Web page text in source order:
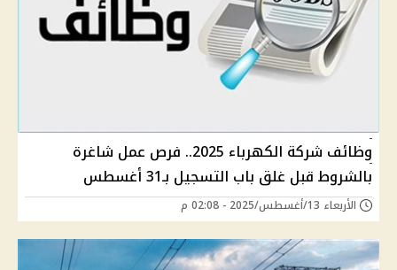
وظائف شركة الكهرباء 2025.. فرص عمل شاغرة
بالشروط قبل غلق باب التسجيل بـ31 أغسطس
الأربعاء 13/أغسطس/2025 - 02:08 م